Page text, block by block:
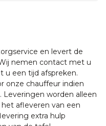
en levert de
nemen contact met u
u een tijd afspreken.
onze chauffeur indien
worden alleen
afleveren van een
extra hulp